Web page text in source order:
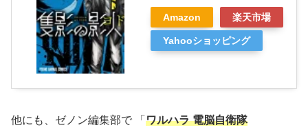
Amazon 楽天市場
Yahooショッピング
他にも、ゼノン編集部で 「 ワルハラ 電脳自衛隊